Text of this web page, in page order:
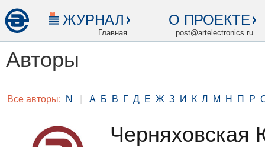
ЖУРНАЛ
Главная
О ПРОЕКТЕ
post@artelectronics.ru
Авторы
Все авторы: N А Б В Г Д Е Ж З И К Л М Н П Р
Черняховская